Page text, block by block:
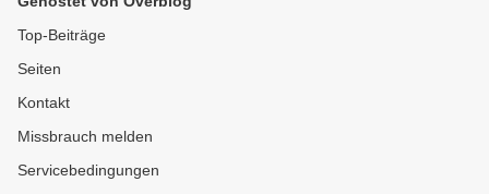
Top-Beiträge
Seiten
Kontakt
Missbrauch melden
Servicebedingungen